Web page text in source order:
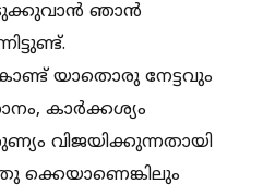
ഞാന്‍
യാതൊരു നേട്ടവും
കാര്‍ക്കശ്യം
വിജയിക്കുന്നതായി
ക്കെയാണെങ്കിലും